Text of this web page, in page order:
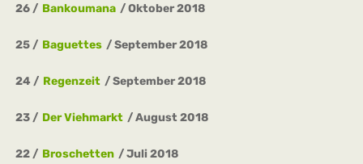
26 Bankoumana Oktober 2018
25 Baguettes September 2018
24 Regenzeit September 2018
23 Der Viehmarkt August 2018
22 Broschetten Juli 2018